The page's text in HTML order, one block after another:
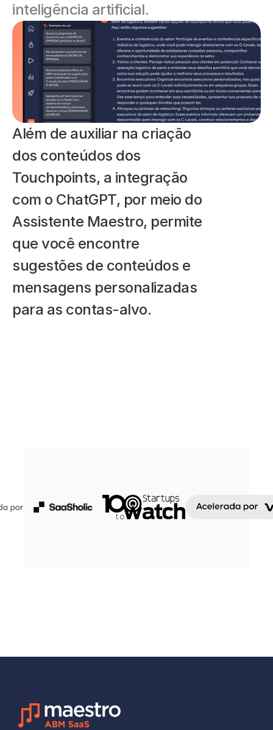
inteligência artificial.
Além de auxiliar na criação
dos conteúdos dos
Touchpoints, a integração
com o ChatGPT, por meio do
Assistente Maestro, permite
que você encontre
sugestões de conteúdos e
mensagens personalizadas
para as contas-alvo.